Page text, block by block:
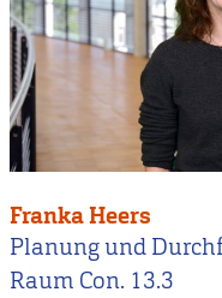
Franka Heers
Planung und
Raum Con. 13.3